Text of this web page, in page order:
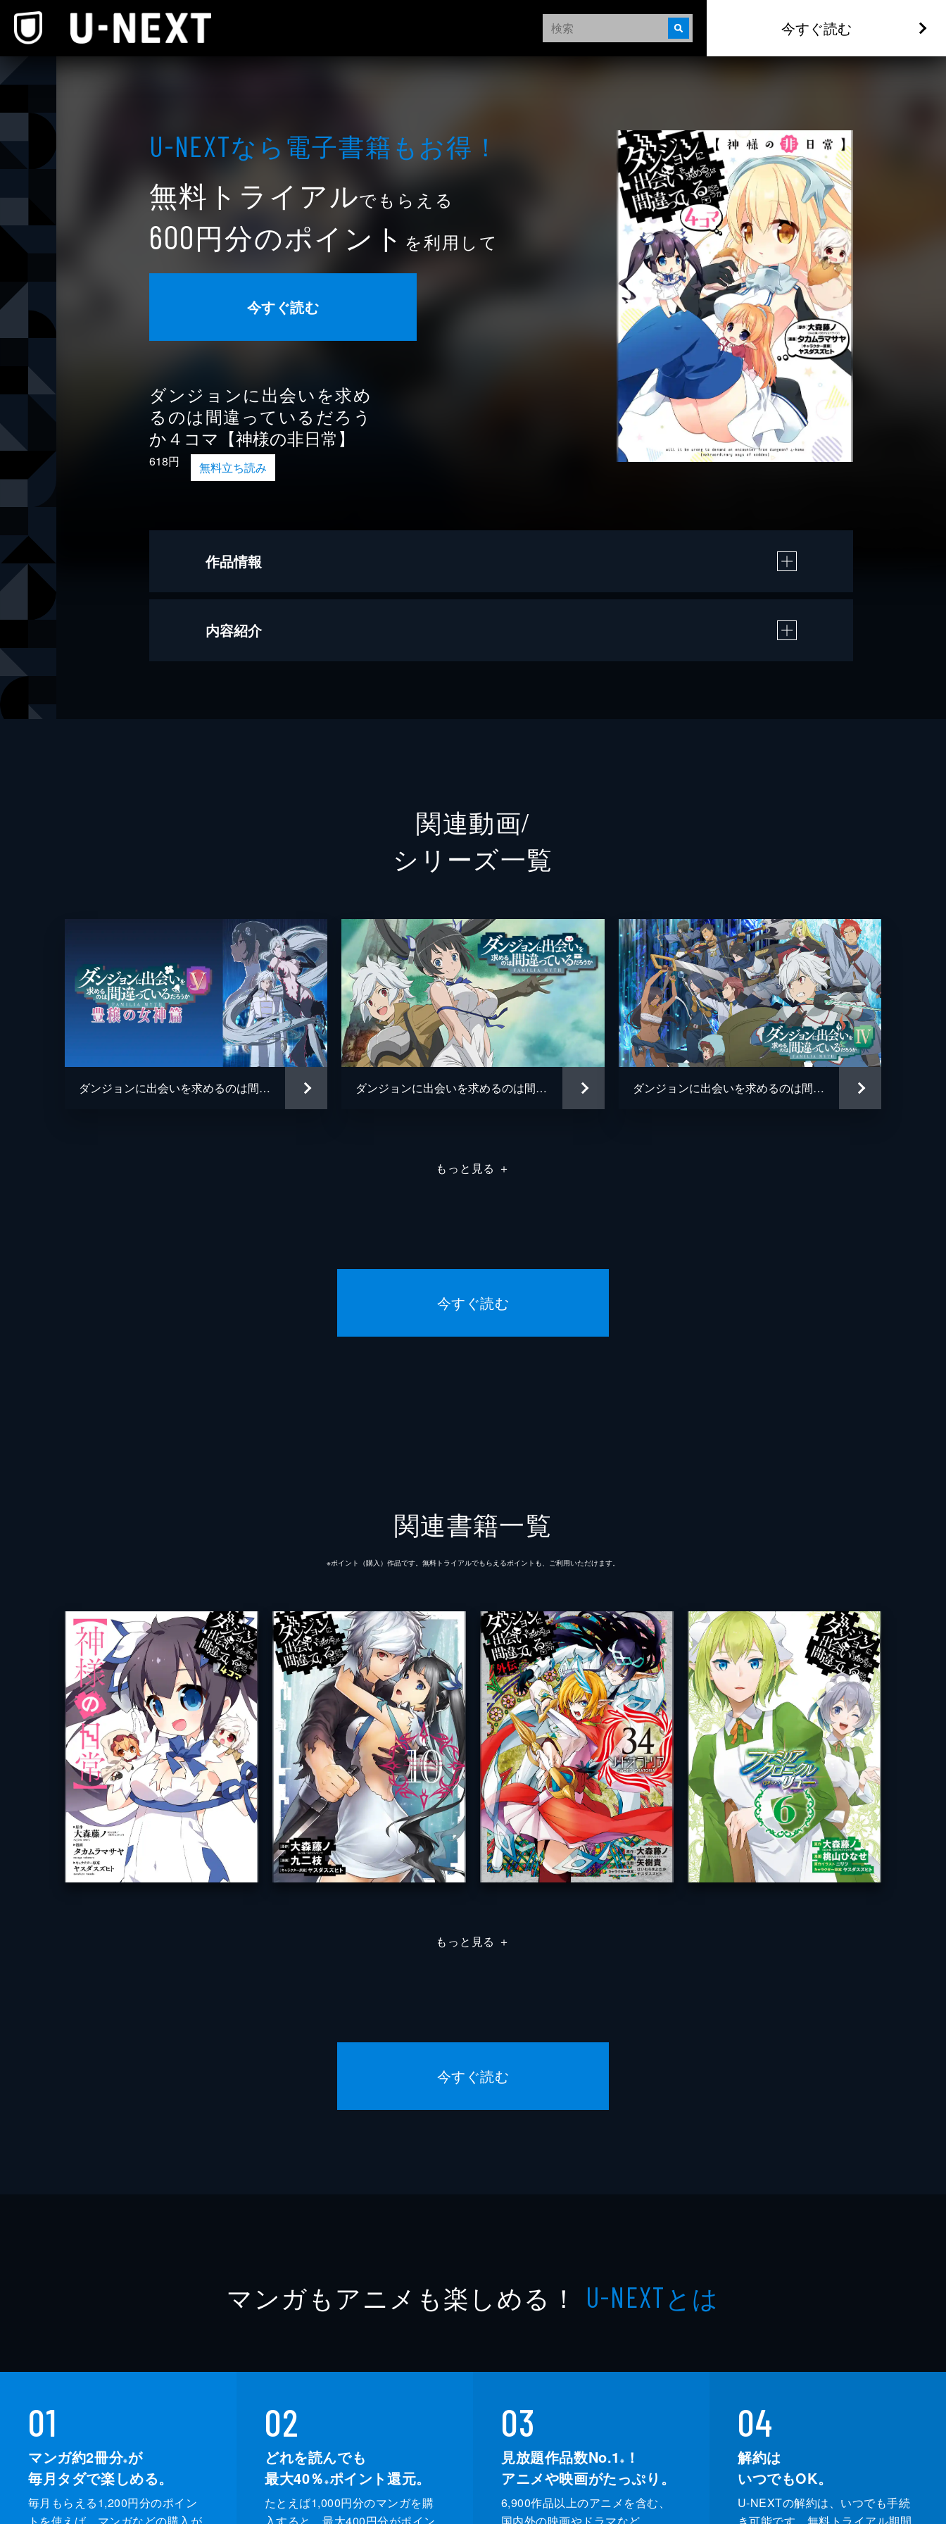
今すぐ読む
U-NEXTなら電⼦書籍もお得！
無料トライアルでもらえる
600円分のポイント を利用して
今すぐ読む
ダンジョンに出会いを求め
るのは間違っているだろう
か４コマ【神様の非日常】
618円 無料立ち読み
作品情報
原作
内容紹介
関連動画/
シリーズ⼀覧
ダンジョンに出会いを求めるのは間違っているだろうかV 豊穣の女神篇 ダンジョンに出会いを求めるのは間違っているだろうか ダンジョンに出会いを求めるのは間違っているだろうかIV
もっと見る ＋
今すぐ読む
関連書籍一覧
※ポイント（購⼊）作品です。無料トライアルでもらえるポイントも、ご利⽤いただけます。
もっと見る ＋
今すぐ読む
マンガもアニメも楽しめる！ U-NEXTとは
01
マンガ約2冊分※が
毎月タダで楽しめる。
毎月もらえる1,200円分のポイン
02
どれを読んでも
最大40％ ※ポイント還元。
たとえば1,000円分のマンガを購
03
見放題作品数No.1 ※
！
アニメや映画がたっぷり。
6,900作品以上のアニメを含む、
04
解約は
いつでもOK。
U-NEXTの解約は、いつでも手続